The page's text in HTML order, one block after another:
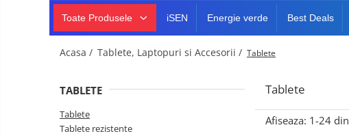
Telefoane cu proiector video
Telefoane (Smartphone) 5G
Telefoane clasice
Piese si accesorii telefoane
Toate Produsele iSEN Energie verde Best Deals
Acasa / Tablete, Laptopuri si Accesorii / Tablete
Tablete
TABLETE
Tablete
Tablete rezistente
Afiseaza: 1-24 din